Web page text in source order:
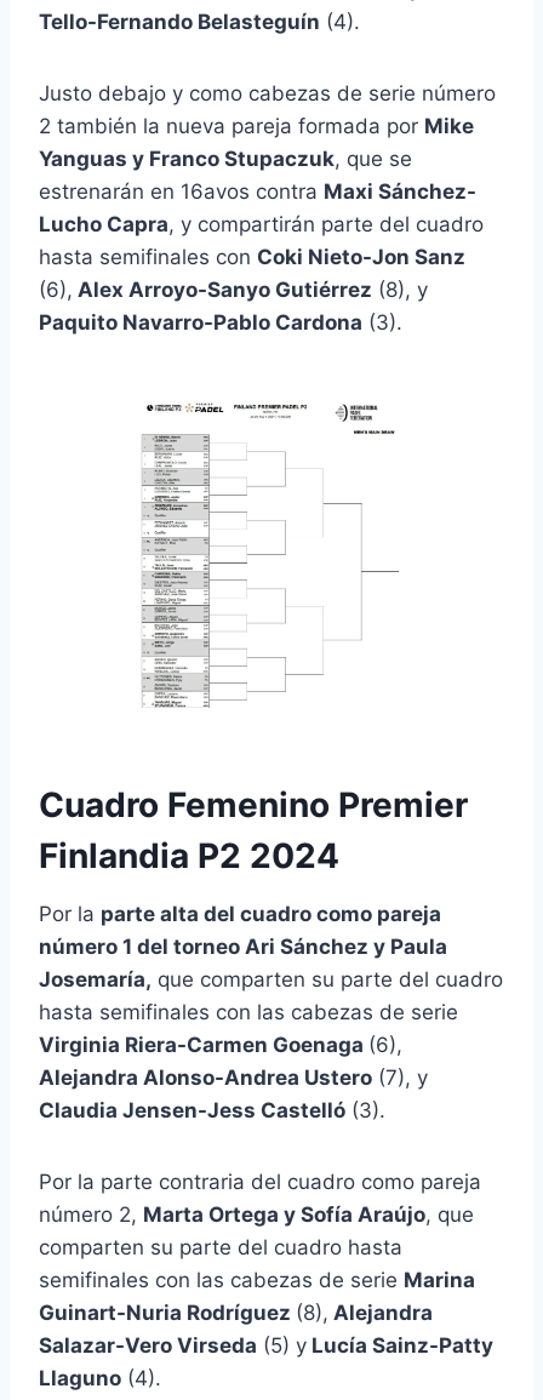
Tello-Fernando Belasteguín (4).
Justo debajo y como cabezas de serie número
2 también la nueva pareja formada por Mike
Yanguas y Franco Stupaczuk, que se
estrenarán en 16avos contra Maxi Sánchez-
Lucho Capra, y compartirán parte del cuadro
hasta semifinales con Coki Nieto-Jon Sanz
(6), Alex Arroyo-Sanyo Gutiérrez (8), y
Paquito Navarro-Pablo Cardona (3).
Cuadro Femenino Premier
Finlandia P2 2024
Por la parte alta del cuadro como pareja
número 1 del torneo Ari Sánchez y Paula
Josemaría, que comparten su parte del cuadro
hasta semifinales con las cabezas de serie
Virginia Riera-Carmen Goenaga (6),
Alejandra Alonso-Andrea Ustero (7), y
Claudia Jensen-Jess Castelló (3).
Por la parte contraria del cuadro como pareja
número 2, Marta Ortega y Sofía Araújo, que
comparten su parte del cuadro hasta
semifinales con las cabezas de serie Marina
Guinart-Nuria Rodríguez (8), Alejandra
Salazar-Vero Virseda (5) y Lucía Sainz-Patty
Llaguno (4).